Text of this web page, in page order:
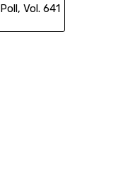
Vol. 641